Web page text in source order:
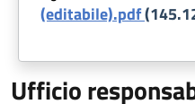
(editabile).pdf
Ufficio